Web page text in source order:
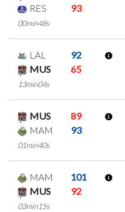
RES
93
00min48s
LAL
92
MUS
65
13min04s
MUS
89
MAM
93
01min40s
MAM
101
MUS
92
03min15s